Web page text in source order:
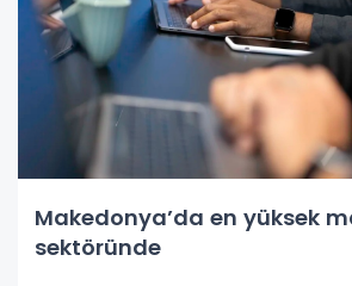
Makedonya’da en yüksek
sektöründe